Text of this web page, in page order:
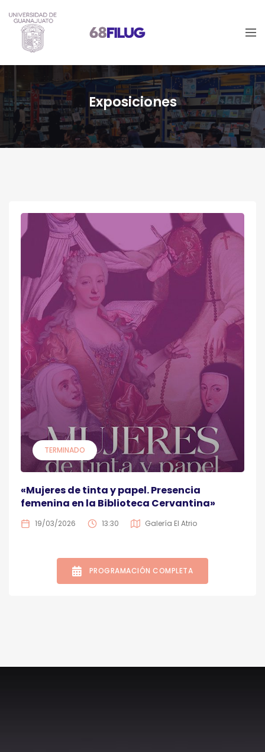
Exposiciones
TERMINADO
«Mujeres de tinta y papel. Presencia
femenina en la Biblioteca Cervantina»
19/03/2026 13:30 Galería El Atrio
PROGRAMACIÓN COMPLETA